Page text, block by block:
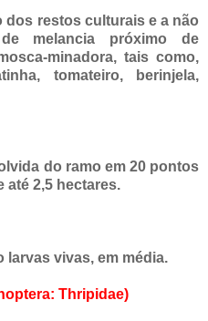
dos restos culturais e a não
melancia próximo de
minadora, tais como,
tomateiro, berinjela,
do ramo em 20 pontos
até 2,5 hectares.
larvas vivas, em média.
Thripidae)